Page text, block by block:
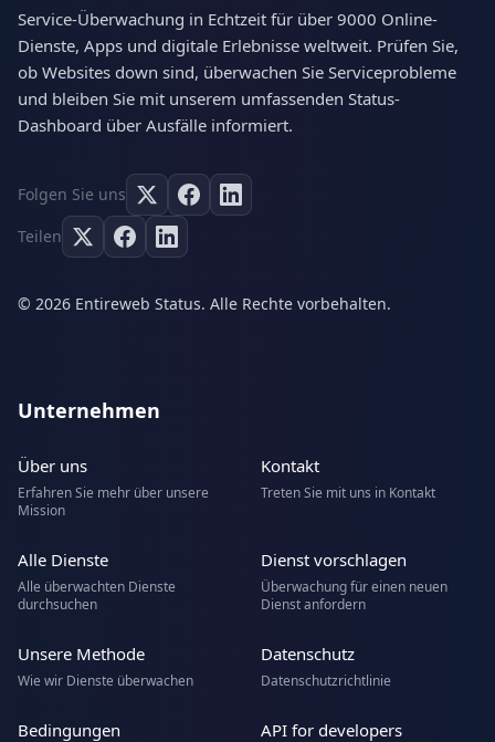
Service-Überwachung in Echtzeit für über 9000 Online-
Dienste, Apps und digitale Erlebnisse weltweit. Prüfen Sie,
ob Websites down sind, überwachen Sie Serviceprobleme
und bleiben Sie mit unserem umfassenden Status-
Dashboard über Ausfälle informiert.
Folgen Sie uns
Teilen
© 2026 Entireweb Status. Alle Rechte vorbehalten.
Unternehmen
Über uns
Erfahren Sie mehr über unsere
Mission
Kontakt
Treten Sie mit uns in Kontakt
Alle Dienste
Alle überwachten Dienste
durchsuchen
Dienst vorschlagen
Überwachung für einen neuen
Dienst anfordern
Unsere Methode
Wie wir Dienste überwachen
Datenschutz
Datenschutzrichtlinie
Bedingungen API for developers